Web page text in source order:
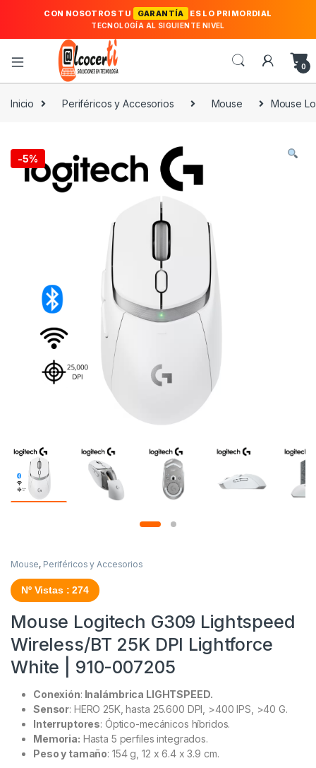
CON NOSOTROS TU GARANTÍA ES LO PRIMORDIAL
TECNOLOGÍA AL SIGUIENTE NIVEL
0
Inicio Periféricos y Accesorios Mouse Mouse
-5%
Mouse, Periféricos y Accesorios
Nº Vistas : 274
Mouse Logitech G309 Lightspeed
Wireless/BT 25K DPI Lightforce
White | 910-007205
Conexión: Inalámbrica LIGHTSPEED.
Sensor: HERO 25K, hasta 25.600 DPI, >400 IPS, >40 G.
Interruptores: Óptico-mecánicos híbridos.
Memoria: Hasta 5 perfiles integrados.
Peso y tamaño: 154 g, 12 x 6.4 x 3.9 cm.